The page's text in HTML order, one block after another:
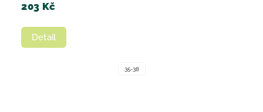
203 Kč
Detail
35-38